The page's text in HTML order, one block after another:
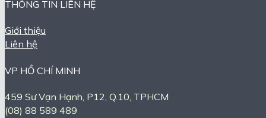
THÔNG TIN LIÊN HỆ
Giới thiệu
Liên hệ
VP HỒ CHÍ MINH
459 Sư Vạn Hạnh, P12, Q.10, TPHCM
(08) 88 589 489